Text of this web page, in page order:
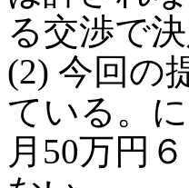
る交渉で
(2) 今回の
ている。
月50万円